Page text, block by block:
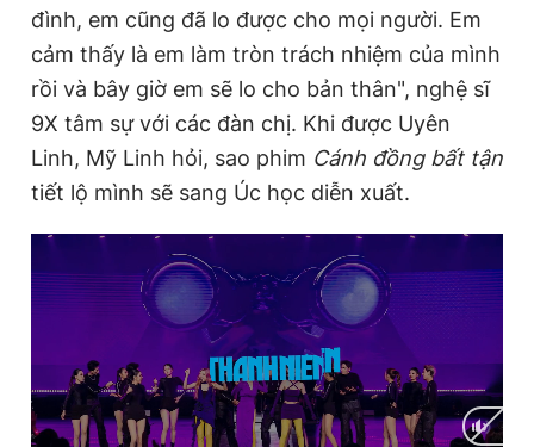
đình, em cũng đã lo được cho mọi người. Em
cảm thấy là em làm tròn trách nhiệm của mình
rồi và bây giờ em sẽ lo cho bản thân", nghệ sĩ
9X tâm sự với các đàn chị. Khi được Uyên
Linh, Mỹ Linh hỏi, sao phim Cánh đồng bất tận
tiết lộ mình sẽ sang Úc học diễn xuất.